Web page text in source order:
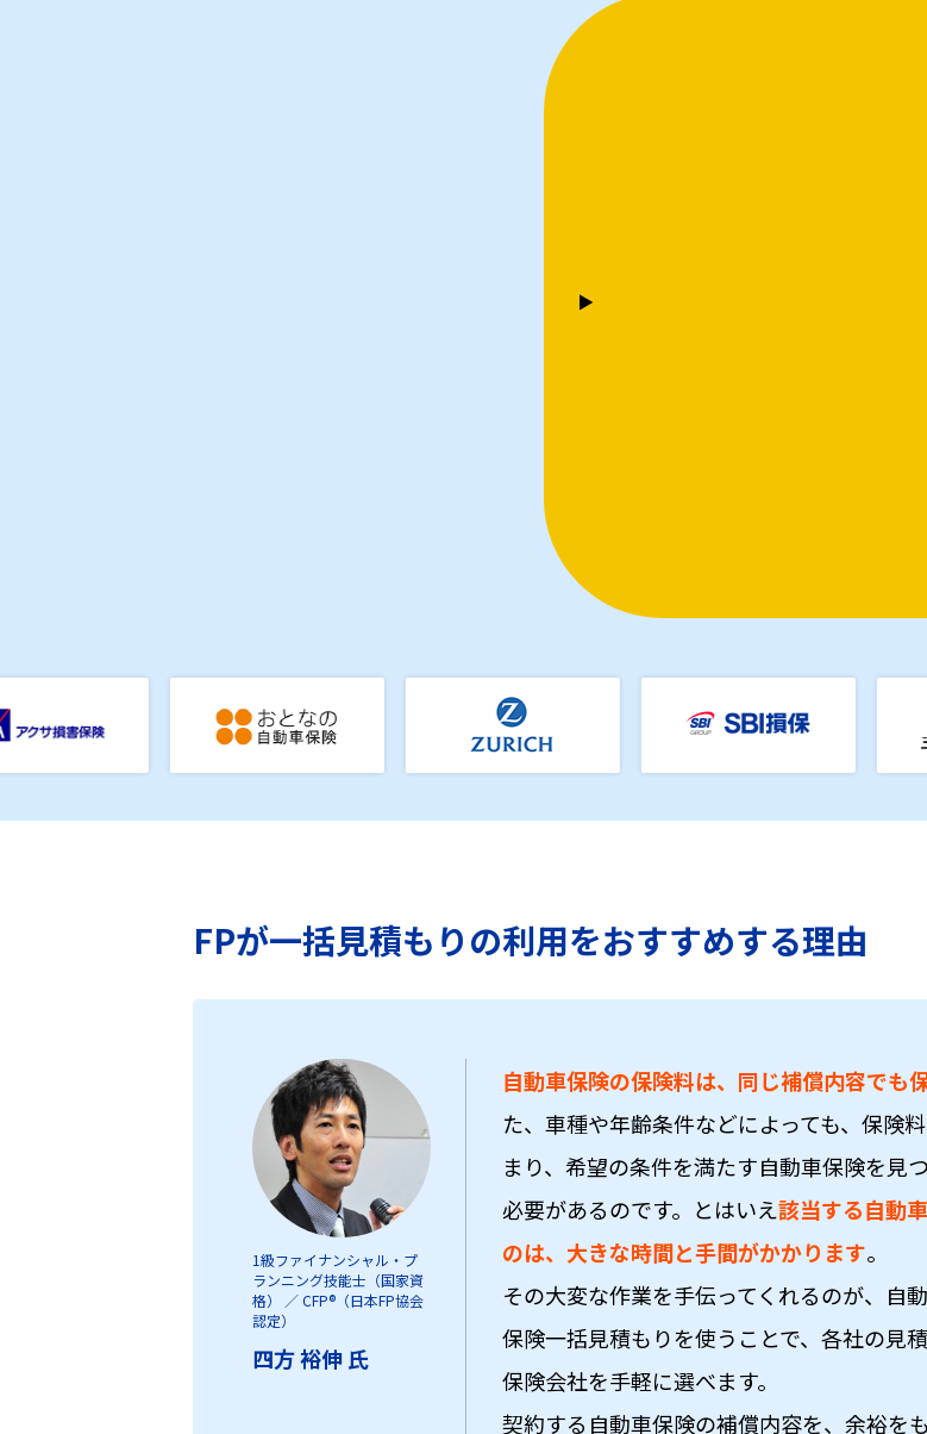
FPが一括見積もりの利用をおすすめする理由
1級ファイナンシャル・プ
ランニング技能士（国家資
格）
／CFP®（日本FP協会
認定）
四方 裕伸 氏
自動車保険の保険料は、同じ補償内容でも
た、車種や年齢条件などによっても、保険
まり、希望の条件を満たす自動車保険を見
必要があるのです。とはいえ該当する自動
のは、大きな時間と手間がかかります。
その大変な作業を手伝ってくれるのが、自
保険一括見積もりを使うことで、各社の見
保険会社を手軽に選べます。
契約する自動車保険の補償内容を、余裕を